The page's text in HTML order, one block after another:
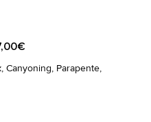
Canyoning, Parapente,